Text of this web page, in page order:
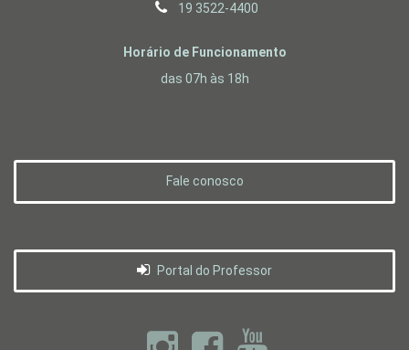
19 3522-4400
Horário de Funcionamento
das 07h às 18h
Fale conosco
Portal do Professor